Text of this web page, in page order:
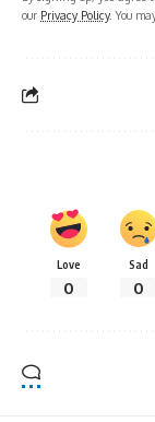
our Privacy Policy. You
Love
0
Sad
0